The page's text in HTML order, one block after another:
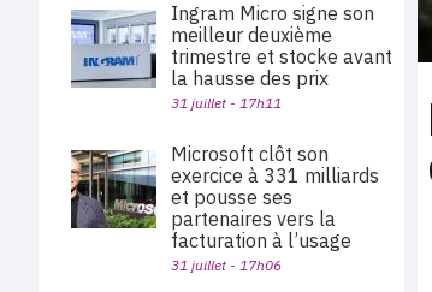
Ingram Micro signe son
meilleur deuxième
trimestre et stocke avant
la hausse des prix
31 juillet - 17h11
Microsoft clôt son
exercice à 331 milliards
et pousse ses
partenaires vers la
facturation à l’usage
31 juillet - 17h06